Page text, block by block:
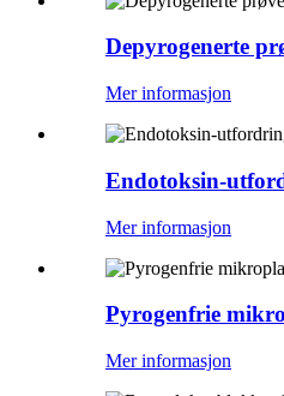
Depyrogenerte
Mer informasjon
Endotoksin-
Mer informasjon
Pyrogenfrie
Mer informasjon